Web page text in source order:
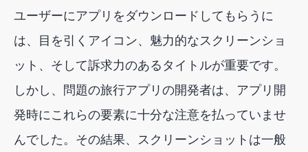
ユーザーにアプリをダウンロードしてもらうに
は、目を引くアイコン、魅力的なスクリーンショ
ット、そして訴求力のあるタイトルが重要です。
しかし、問題の旅行アプリの開発者は、アプリ開
発時にこれらの要素に十分な注意を払っていませ
んでした。その結果、スクリーンショットは一般